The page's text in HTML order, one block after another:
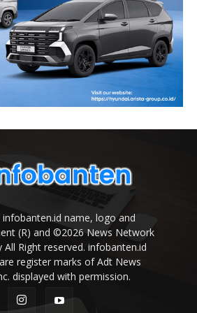
name, logo and
(R) and ©2026 News Network
All Right reserved. infobanten.id
register marks of Adt News
displayed with permission.